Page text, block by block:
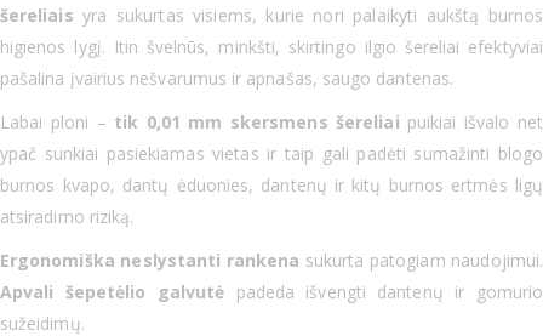
šereliais yra sukurtas visiems, kurie nori palaikyti aukštą burnos
higienos lygį. Itin švelnūs, minkšti, skirtingo ilgio šereliai efektyviai
pašalina įvairius nešvarumus ir apnašas, saugo dantenas.
Labai ploni – tik 0,01 mm skersmens šereliai puikiai išvalo net
ypač sunkiai pasiekiamas vietas ir taip gali padėti sumažinti blogo
burnos kvapo, dantų ėduonies, dantenų ir kitų burnos ertmės ligų
atsiradimo riziką.
Ergonomiška neslystanti rankena sukurta patogiam naudojimui.
Apvali šepetėlio galvutė padeda išvengti dantenų ir gomurio
sužeidimų.